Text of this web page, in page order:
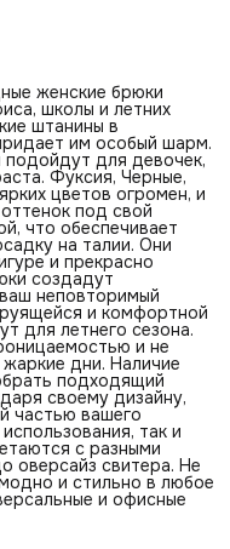
женские брюки
школы и летних
штанины в
им особый шарм.
подойдут для девочек,
Фуксия, Черные,
цветов огромен, и
под свой
что обеспечивает
на талии. Они
и прекрасно
создадут
неповторимый
и комфортной
для летнего сезона.
и не
дни. Наличие
подходящий
своему дизайну,
частью вашего
так и
с разными
оверсайз свитера. Не
и стильно в любое
и офисные